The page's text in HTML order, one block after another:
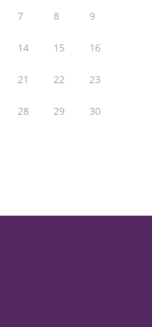
7 8 9
14 15 16
21 22 23
28 29 30